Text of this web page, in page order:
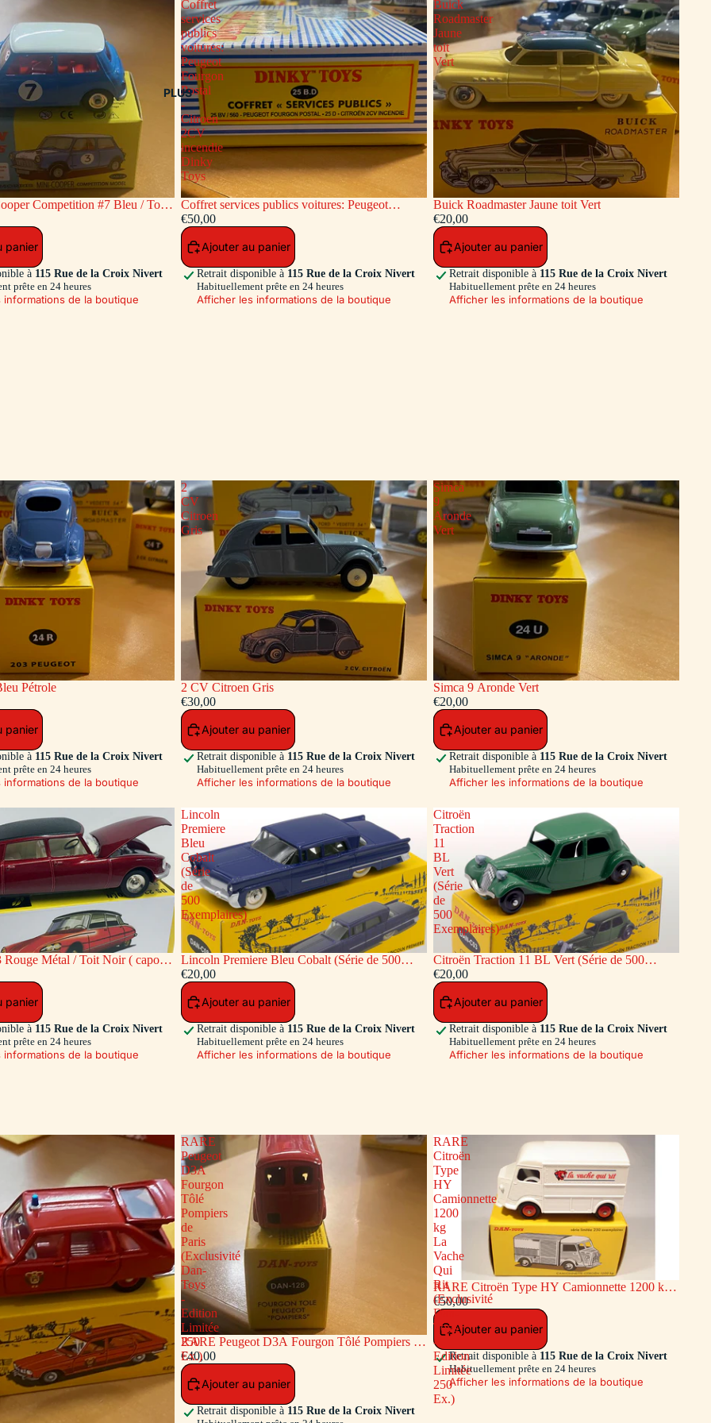
PLUS
Competition #7 Bleu / Toit
panier
à 115 Rue de la Croix Nivert
prête en 24 heures
de la boutique
Coffret
services
publics
voitures:
Peugeot
Fourgon
Postal
-
Citroen
2CV
incendie
Dinky
Toys
Coffret services publics voitures: Peugeot
Fourgon Postal - Citroen 2CV incendie Dinky
Toys
€50,00
Ajouter au panier
Retrait disponible à 115 Rue de la Croix Nivert
Habituellement prête en 24 heures
Afficher les informations de la boutique
Buick
Roadmaster
Jaune
toit
Vert
Buick Roadmaster Jaune toit Vert
€20,00
Ajouter au panier
Retrait disponible à 115 Rue de la Croix Nivert
Habituellement prête en 24 heures
Afficher les informations de la boutique
Pétrole
panier
à 115 Rue de la Croix Nivert
prête en 24 heures
de la boutique
2
CV
Citroen
Gris
2 CV Citroen Gris
€30,00
Ajouter au panier
Retrait disponible à 115 Rue de la Croix Nivert
Habituellement prête en 24 heures
Afficher les informations de la boutique
Simca
9
Aronde
Vert
Simca 9 Aronde Vert
€20,00
Ajouter au panier
Retrait disponible à 115 Rue de la Croix Nivert
Habituellement prête en 24 heures
Afficher les informations de la boutique
Rouge Métal / Toit Noir ( capot
ouvrants)
panier
à 115 Rue de la Croix Nivert
prête en 24 heures
de la boutique
Lincoln
Premiere
Bleu
Cobalt
(Série
de
500
Exemplaires)
Lincoln Premiere Bleu Cobalt (Série de 500
Exemplaires)
€20,00
Ajouter au panier
Retrait disponible à 115 Rue de la Croix Nivert
Habituellement prête en 24 heures
Afficher les informations de la boutique
Citroën
Traction
11
BL
Vert
(Série
de
500
Exemplaires)
Citroën Traction 11 BL Vert (Série de 500
Exemplaires)
€20,00
Ajouter au panier
Retrait disponible à 115 Rue de la Croix Nivert
Habituellement prête en 24 heures
Afficher les informations de la boutique
RARE
Peugeot
D3A
Fourgon
Tôlé
Pompiers
de
Paris
(Exclusivité
Dan-
Toys
-
Edition
Limitée
250
Ex.)
RARE Peugeot D3A Fourgon Tôlé Pompiers de
Paris (Exclusivité Dan-Toys - Edition Limitée
250 Ex.)
€40,00
Ajouter au panier
Retrait disponible à 115 Rue de la Croix Nivert
RARE
Citroën
Type
HY
Camionnette
1200
kg
La
Vache
Qui
Rit
(Exclusivité
Dan-
Toys
-
Edition
Limitée
250
Ex.)
RARE Citroën Type HY Camionnette 1200 kg
La Vache Qui Rit (Exclusivité Dan-Toys -
Edition Limitée 250 Ex.)
€50,00
Ajouter au panier
Retrait disponible à 115 Rue de la Croix Nivert
Habituellement prête en 24 heures
Afficher les informations de la boutique